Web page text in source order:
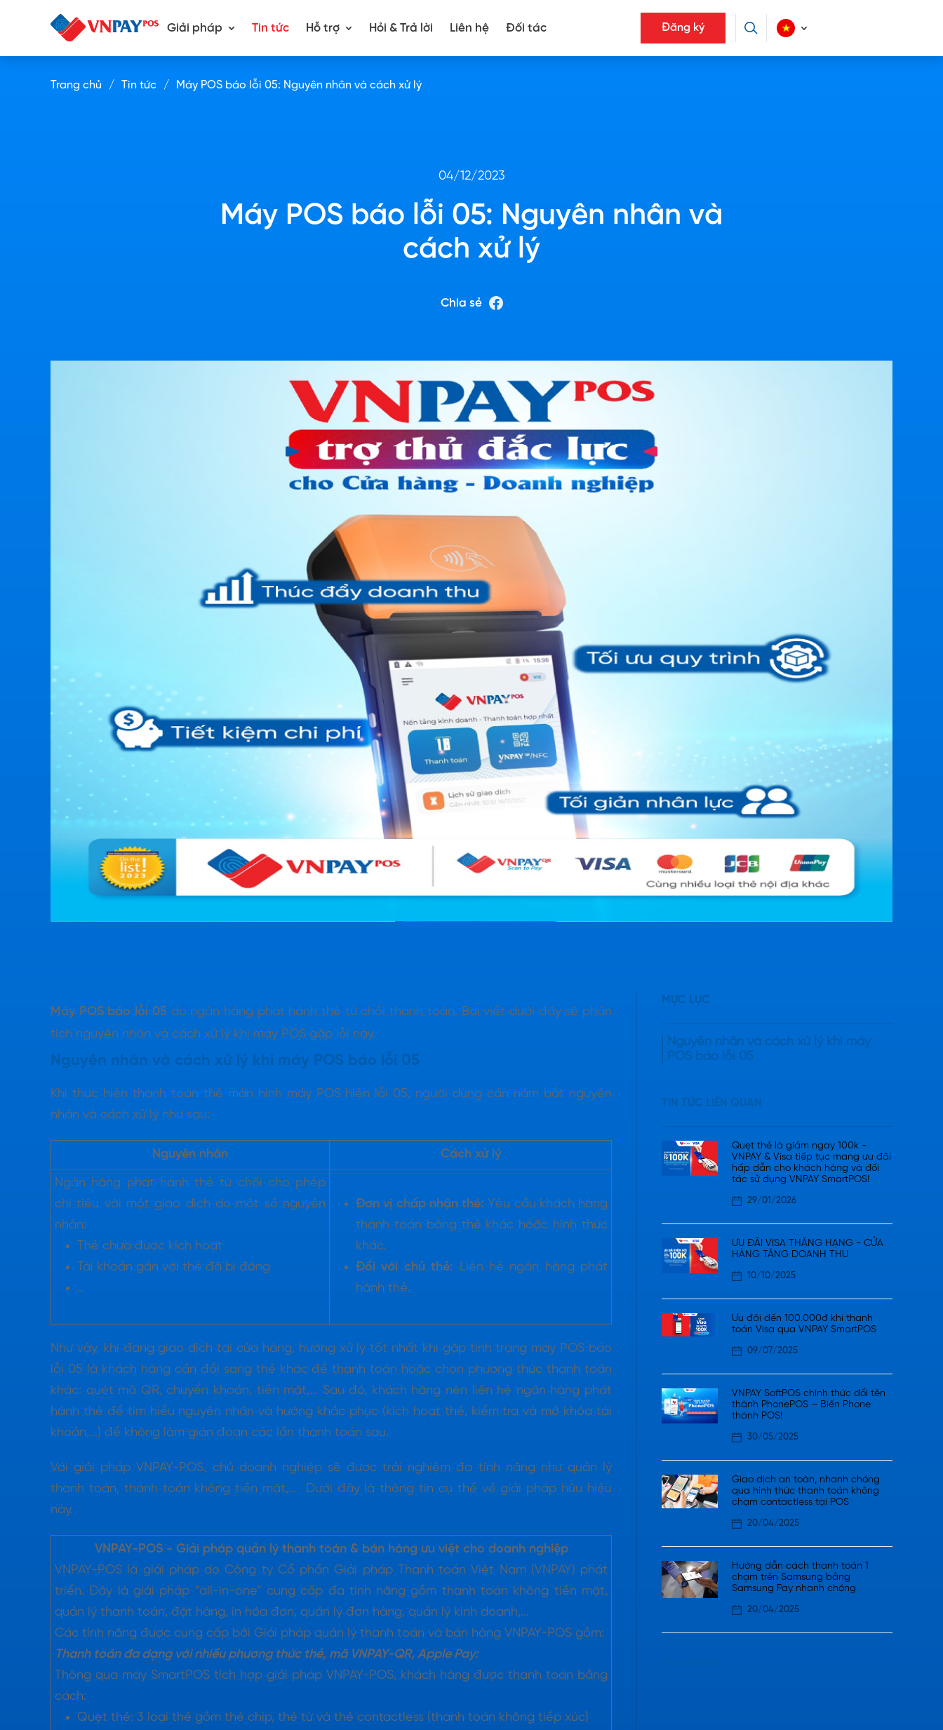
Giải pháp Tin tức Hỗ trợ Hỏi & Trả lời Liên hệ Đối tác Đăng ký
Trang chủ Tin tức Máy POS báo lỗi 05: Nguyên nhân và cách xử lý
04/12/2023
Máy POS báo lỗi 05: Nguyên nhân và
cách xử lý
Chia sẻ
Máy POS báo lỗi 05 do ngân hàng phát hành thẻ từ chối thanh toán. Bài viết dưới đây sẽ phân
tích nguyên nhân và cách xử lý khi máy POS gặp lỗi này.
Nguyên nhân và cách xử lý khi máy POS báo lỗi 05
Khi thực hiện thanh toán thẻ màn hình máy POS hiện lỗi 05, người dùng cần nắm bắt nguyên
nhân và cách xử lý như sau:
Nguyên nhân Cách xử lý
Ngân hàng phát hành thẻ từ chối cho phép
chi tiêu với một giao dịch do một số nguyên
nhân:
Thẻ chưa được kích hoạt
Tài khoản gắn với thẻ đã bị đóng
…
Đơn vị chấp nhận thẻ: Yêu cầu khách hàng
thanh toán bằng thẻ khác hoặc hình thức
khác.
Đối với chủ thẻ: Liên hệ ngân hàng phát
hành thẻ.
Như vậy, khi đang giao dịch tại cửa hàng, hướng xử lý tốt nhất khi gặp tình trạng máy POS báo
lỗi 05 là khách hàng cần đổi sang thẻ khác để thanh toán hoặc chọn phương thức thanh toán
khác: quét mã QR, chuyển khoản, tiền mặt,... Sau đó, khách hàng nên liên hệ ngân hàng phát
hành thẻ để tìm hiểu nguyên nhân và hướng khắc phục (kích hoạt thẻ, kiểm tra và mở khóa tài
khoản,...) để không làm gián đoạn các lần thanh toán sau.
Với giải pháp VNPAY-POS, chủ doanh nghiệp sẽ được trải nghiệm đa tính năng như quản lý
thanh toán, thanh toán không tiền mặt,… Dưới đây là thông tin cụ thể về giải pháp hữu hiệu
này.
VNPAY-POS - Giải pháp quản lý thanh toán & bán hàng ưu việt cho doanh nghiệp
VNPAY-POS là giải pháp do Công ty Cổ phần Giải pháp Thanh toán Việt Nam (VNPAY) phát
triển. Đây là giải pháp “all-in-one” cung cấp đa tính năng gồm thanh toán không tiền mặt,
quản lý thanh toán, đặt hàng, in hóa đơn, quản lý đơn hàng, quản lý kinh doanh,...
Các tính năng được cung cấp bởi Giải pháp quản lý thanh toán và bán hàng VNPAY-POS gồm:
Thanh toán đa dạng với nhiều phương thức thẻ, mã VNPAY-QR, Apple Pay:
Thông qua máy SmartPOS tích hợp giải pháp VNPAY-POS, khách hàng được thanh toán bằng
cách:
Quẹt thẻ: 3 loại thẻ gồm thẻ chip, thẻ từ và thẻ contactless (thanh toán không tiếp xúc)
MỤC LỤC
Nguyên nhân và cách xử lý khi máy
POS báo lỗi 05
TIN TỨC LIÊN QUAN
Quẹt thẻ là giảm ngay 100k -
VNPAY & Visa tiếp tục mang ưu đãi
hấp dẫn cho khách hàng và đối
tác sử dụng VNPAY SmartPOS!
29/01/2026
ƯU ĐÃI VISA THĂNG HẠNG - CỬA
HÀNG TĂNG DOANH THU
10/10/2025
Ưu đãi đến 100.000đ khi thanh
toán Visa qua VNPAY SmartPOS
09/07/2025
VNPAY SoftPOS chính thức đổi tên
thành PhonePOS – Biến Phone
thành POS!
30/05/2025
Giao dịch an toàn, nhanh chóng
qua hình thức thanh toán không
chạm contactless tại POS
20/04/2025
Hướng dẫn cách thanh toán 1
chạm trên Samsung bằng
Samsung Pay nhanh chóng
20/04/2025